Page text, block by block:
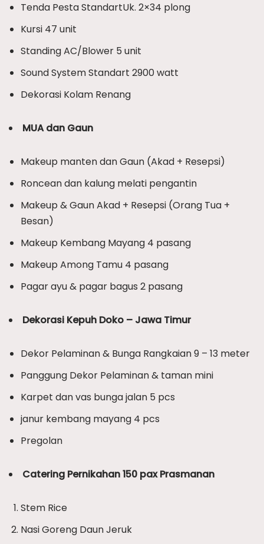
Tenda Pesta StandartUk. 2×34 plong
Kursi 47 unit
Standing AC/Blower 5 unit
Sound System Standart 2900 watt
Dekorasi Kolam Renang
MUA dan Gaun
Makeup manten dan Gaun (Akad + Resepsi)
Roncean dan kalung melati pengantin
Makeup & Gaun Akad + Resepsi (Orang Tua +
Besan)
Makeup Kembang Mayang 4 pasang
Makeup Among Tamu 4 pasang
Pagar ayu & pagar bagus 2 pasang
Dekorasi Kepuh Doko – Jawa Timur
Dekor Pelaminan & Bunga Rangkaian 9 – 13 meter
Panggung Dekor Pelaminan & taman mini
Karpet dan vas bunga jalan 5 pcs
janur kembang mayang 4 pcs
Pregolan
Catering Pernikahan 150 pax Prasmanan
Stem Rice
Nasi Goreng Daun Jeruk